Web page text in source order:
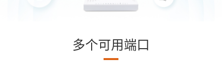
多个可用端口